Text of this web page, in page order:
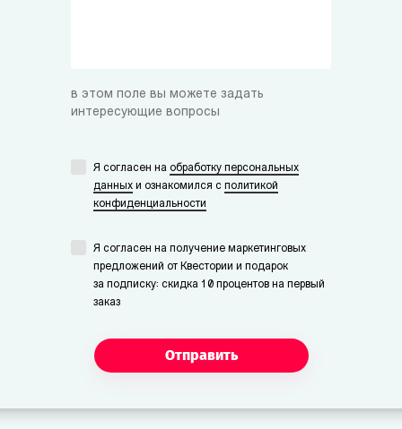
в этом поле вы можете задать
интересующие вопросы
Я согласен на обработку персональных
данных и ознакомился с политикой
конфиденциальности
Я согласен на получение маркетинговых
предложений от Квестории и подарок
за подписку: скидка 10 процентов на первый
заказ
Отправить